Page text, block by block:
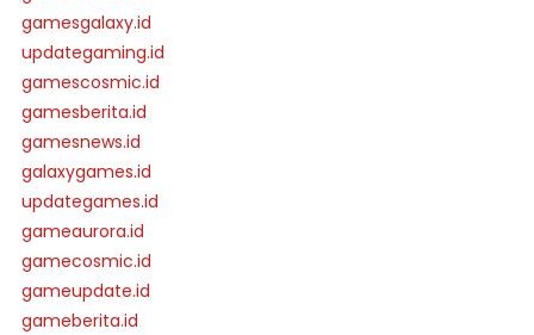
gamesgalaxy.id
updategaming.id
gamescosmic.id
gamesberita.id
gamesnews.id
galaxygames.id
updategames.id
gameaurora.id
gamecosmic.id
gameupdate.id
gameberita.id